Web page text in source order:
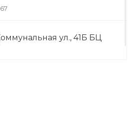
ул., 41Б БЦ